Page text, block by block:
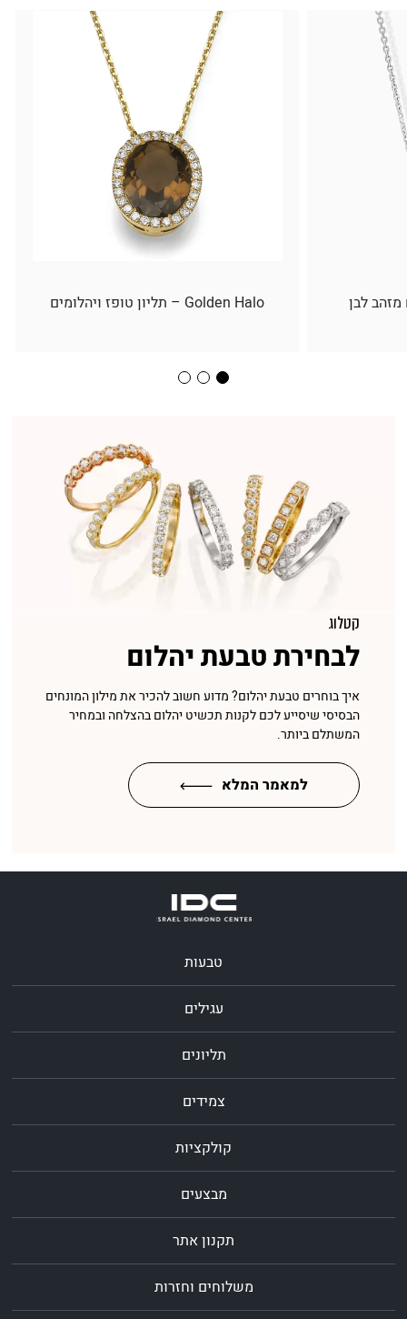
קטלוג
לבחירת טבעת יהלום
איך בוחרים טבעת יהלום? מדוע חשוב להכיר את מילון המונחים
הבסיסי שיסייע לכם לקנות תכשיט יהלום בהצלחה ובמחיר
המשתלם ביותר.
למאמר המלא
מזהב לבן Golden Halo – תליון טופז ויהלומים
טבעות
עגילים
תליונים
צמידים
קולקציות
מבצעים
תקנון אתר
משלוחים וחזרות